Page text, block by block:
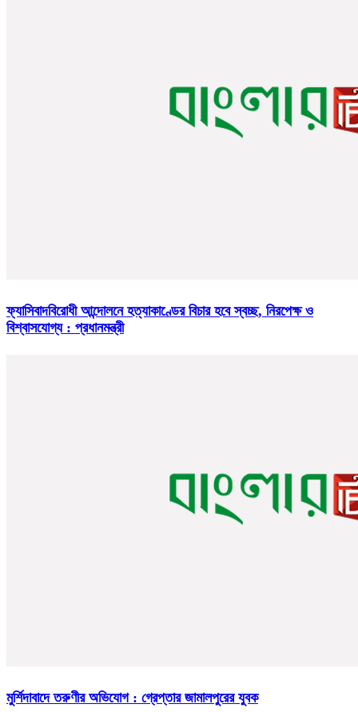
ফ্যাসিবাদবিরোধী আন্দোলনে হত্যাকাণ্ডের বিচার হবে স্বচ্ছ, নিরপেক্ষ ও
বিশ্বাসযোগ্য : প্রধানমন্ত্রী
মুর্শিদাবাদে তরুণীর অভিযোগ : গ্রেপ্তার জামালপুরের যুবক